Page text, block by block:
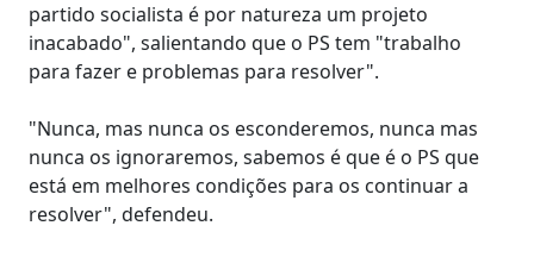
partido socialista é por natureza um projeto
inacabado", salientando que o PS tem "trabalho
para fazer e problemas para resolver".
"Nunca, mas nunca os esconderemos, nunca mas
nunca os ignoraremos, sabemos é que é o PS que
está em melhores condições para os continuar a
resolver", defendeu.